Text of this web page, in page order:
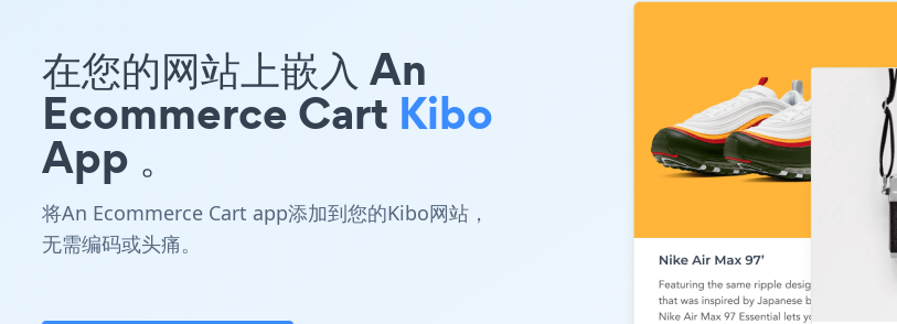
在您的网站上嵌入 An
Ecommerce Cart Kibo
App 。
将An Ecommerce Cart app添加到您的Kibo网站，
无需编码或头痛。